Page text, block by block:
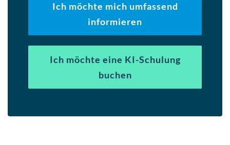
Ich möchte mich umfassend
informieren
Ich möchte eine KI-Schulung
buchen